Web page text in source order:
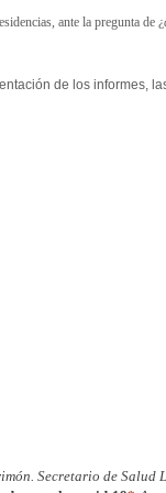
ante la pregunta de ¿
de los informes,
Secretario de Salud